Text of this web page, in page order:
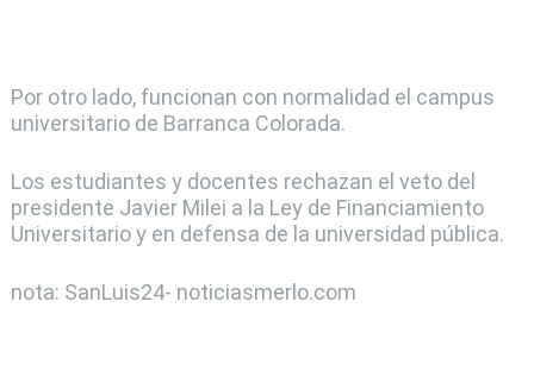
Por otro lado, funcionan con normalidad el campus
universitario de Barranca Colorada.
Los estudiantes y docentes rechazan el veto del
presidente Javier Milei a la Ley de Financiamiento
Universitario y en defensa de la universidad pública.
nota: SanLuis24- noticiasmerlo.com